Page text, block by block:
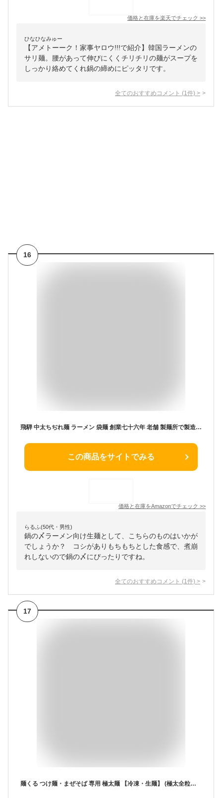
価格と在庫を楽天でチェック >>
ひなひなみゅー
【アメトーーク！家事ヤロウ!!!で紹介】韓国ラーメンの
サリ麺。腰があって伸びにくくチリチリの麺がスープを
しっかり絡めてくれ鍋の締めにピッタリです。
全てのおすすめコメント (1 件) >
16
飛騨 中太ちぢれ麺 ラーメン 袋麺 創業七十六年 老舗 製麺所で製造した「もちもち つるつる 」袋入り 中華麺 (120g×6袋)
この商品をサイトでみる
価格と在庫をAmazonでチェック >>
らるふ(50代・男性)
鍋の〆ラーメン向け生麺として、こちらのものはいかが
でしょうか？ コシがありもちもちとした食感で、煮崩
れしないので鍋の〆にぴったりですね。
全てのおすすめコメント (1 件) >
17
麺くる つけ麺・まぜそば 専用 極太麺 【冷凍・生麺】 (極太全粒粉麺(250g), 麺のみ×8食)